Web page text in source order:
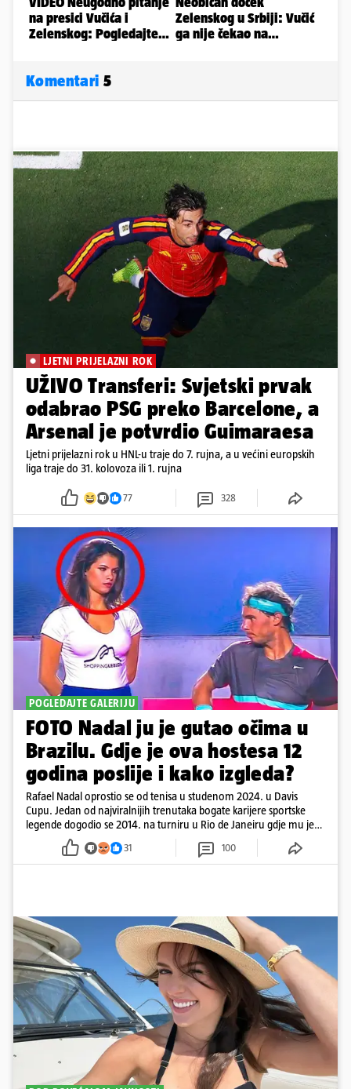
Komentari 5
LJETNI PRIJELAZNI ROK
UŽIVO Transferi: Svjetski prvak
odabrao PSG preko Barcelone, a
Arsenal je potvrdio Guimaraesa
Ljetni prijelazni rok u HNL-u traje do 7. rujna, a u većini europskih
liga traje do 31. kolovoza ili 1. rujna
77 328
POGLEDAJTE GALERIJU
FOTO Nadal ju je gutao očima u
Brazilu. Gdje je ova hostesa 12
godina poslije i kako izgleda?
Rafael Nadal oprostio se od tenisa u studenom 2024. u Davis
Cupu. Jedan od najviralnijih trenutaka bogate karijere sportske
legende dogodio se 2014. na turniru u Rio de Janeiru gdje mu je
pažnju odvlačila ljepotica iza klupe
31 100